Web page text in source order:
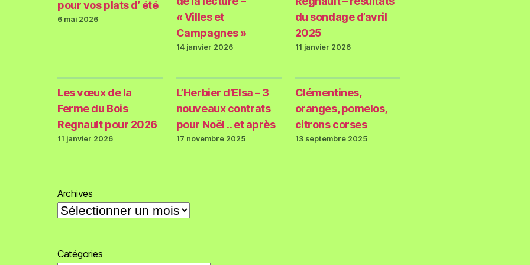
pour vos plats d’ été
6 mai 2026
« Villes et
Campagnes »
14 janvier 2026
du sondage d’avril
2025
11 janvier 2026
Les vœux de la
Ferme du Bois
Regnault pour 2026
11 janvier 2026
L’Herbier d’Elsa – 3
nouveaux contrats
pour Noël .. et après
17 novembre 2025
Clémentines,
oranges, pomelos,
citrons corses
13 septembre 2025
Archives
Catégories